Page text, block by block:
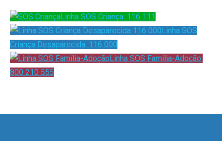
Linha SOS Criança: 116 111
Linha SOS
Criança Desaparecida: 116 000
Linha SOS Família-Adoção:
800 210 555